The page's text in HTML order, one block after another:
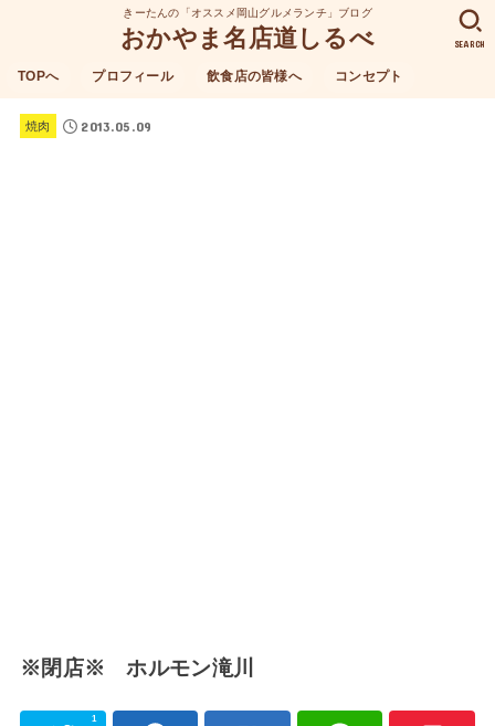
きーたんの「オススメ岡山グルメランチ」ブログ
おかやま名店道しるべ
TOPへ プロフィール 飲食店の皆様へ コンセプト
SEARCH
焼肉 2013.05.09
※閉店※ ホルモン滝川
1